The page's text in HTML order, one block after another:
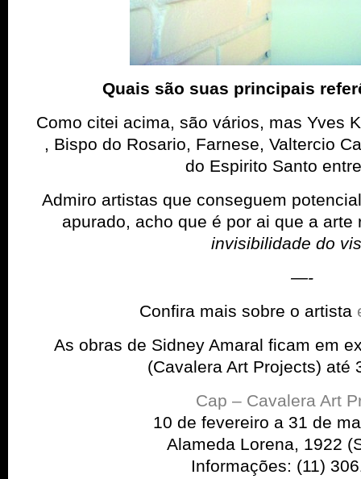
Quais são suas principais
Como citei acima, são vários, mas Yves
, Bispo do Rosario, Farnese, Valtercio
do Espirito Santo
Admiro artistas que conseguem
apurado, acho que é por ai que a
invisibilidade do
—-
Confira mais sobre o artista
As obras de Sidney Amaral ficam em
(Cavalera Art Projects) até
Cap – Cavalera Art
10 de fevereiro a 31 de
Alameda Lorena, 1922
Informações: (11)